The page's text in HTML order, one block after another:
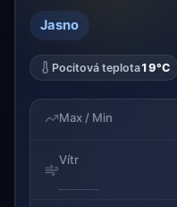
Jasno
Pocitová teplota19°C
Max / Min
Vítr